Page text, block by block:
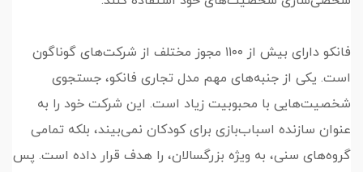
فانکو دارای بیش از ۱۱۰۰ مجوز مختلف از شرکت‌های گوناگون
است. یکی از جنبه‌های مهم مدل تجاری فانکو، جستجوی
شخصیت‌هایی با محبوبیت زیاد است. این شرکت خود را به
عنوان سازنده اسباب‌بازی برای کودکان نمی‌بیند، بلکه تمامی
گروه‌های سنی، به ویژه بزرگسالان، را هدف قرار داده است. پس